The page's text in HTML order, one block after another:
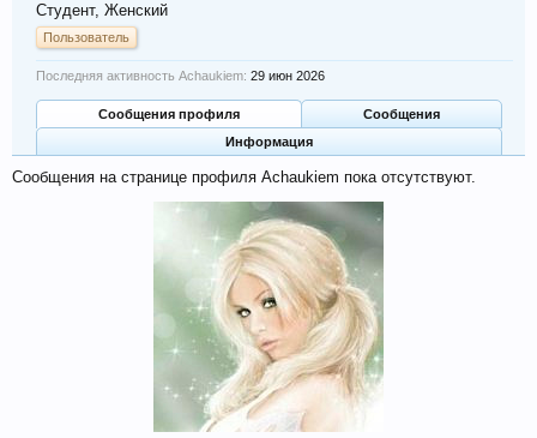
Студент, Женский
Пользователь
Последняя активность Achaukiem: 29 июн 2026
Сообщения профиля
Сообщения
Информация
Сообщения на странице профиля Achaukiem пока отсутствуют.